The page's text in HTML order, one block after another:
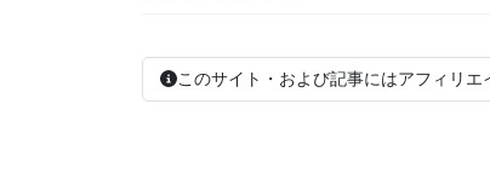
このサイト・および記事にはアフィリエ